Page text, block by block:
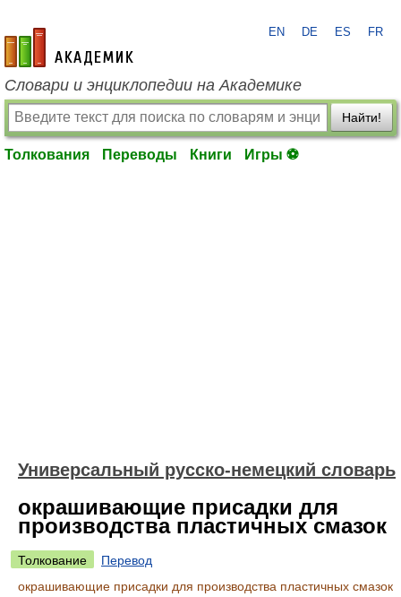
academic.ru
EN DE ES FR
Словари и энциклопедии на Академике
Найти!
Толкования Переводы Книги Игры ⚽
Универсальный русско-немецкий словарь
окрашивающие присадки для
производства пластичных смазок
Толкование
Перевод
окрашивающие присадки для производства пластичных смазок